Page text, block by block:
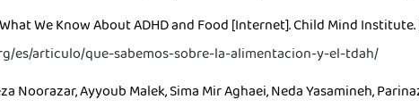
We Know About ADHD and Food [Internet]. Child Mind
es/articulo/que-sabemos-sobre-la-alimentacion-y-el-tdah/
Noorazar, Ayyoub Malek, Sima Mir Aghaei, Neda Yasamineh,